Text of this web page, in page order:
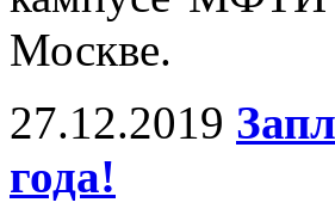
Москве.
27.12.2019
года!